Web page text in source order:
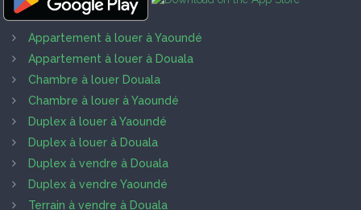
Appartement à louer à Yaoundé
Appartement à louer à Douala
Chambre à louer Douala
Chambre à louer à Yaoundé
Duplex à louer à Yaoundé
Duplex à louer à Douala
Duplex à vendre à Douala
Duplex à vendre Yaoundé
Terrain à vendre à Douala